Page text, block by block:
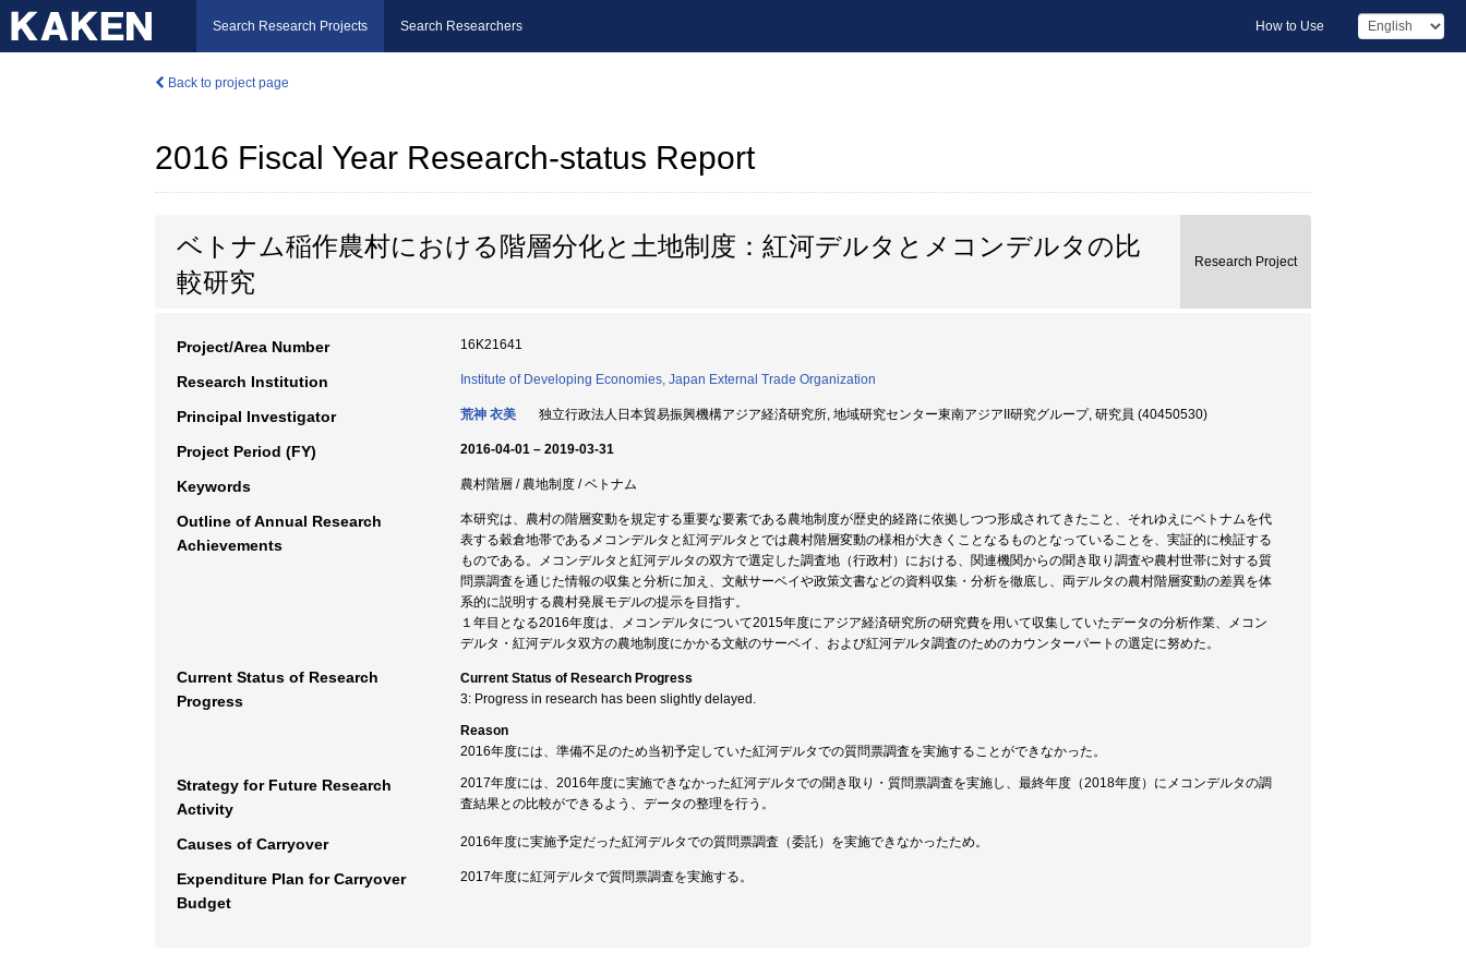
Search Research Projects Search Researchers How to Use
Back to project page
2016 Fiscal Year Research-status Report
ベトナム稲作農村における階層分化と土地制度：紅河デルタとメコンデルタの比
較研究
Research Project
Project/Area Number 16K21641
Research Institution Institute of Developing Economies, Japan External Trade Organization
Principal Investigator 荒神 衣美 独立行政法人日本貿易振興機構アジア経済研究所, 地域研究センター東南アジアII研究グループ, 研究員 (40450530)
Project Period (FY) 2016-04-01 – 2019-03-31
Keywords 農村階層 / 農地制度 / ベトナム
Outline of Annual Research
Achievements
本研究は、農村の階層変動を規定する重要な要素である農地制度が歴史的経路に依拠しつつ形成されてきたこと、それゆえにベトナムを代
表する穀倉地帯であるメコンデルタと紅河デルタとでは農村階層変動の様相が大きくことなるものとなっていることを、実証的に検証する
ものである。メコンデルタと紅河デルタの双方で選定した調査地（行政村）における、関連機関からの聞き取り調査や農村世帯に対する質
問票調査を通じた情報の収集と分析に加え、文献サーベイや政策文書などの資料収集・分析を徹底し、両デルタの農村階層変動の差異を体
系的に説明する農村発展モデルの提示を目指す。
１年目となる2016年度は、メコンデルタについて2015年度にアジア経済研究所の研究費を用いて収集していたデータの分析作業、メコン
デルタ・紅河デルタ双方の農地制度にかかる文献のサーベイ、および紅河デルタ調査のためのカウンターパートの選定に努めた。
Current Status of Research
Progress
Current Status of Research Progress
3: Progress in research has been slightly delayed.
Reason
2016年度には、準備不足のため当初予定していた紅河デルタでの質問票調査を実施することができなかった。
Strategy for Future Research
Activity
2017年度には、2016年度に実施できなかった紅河デルタでの聞き取り・質問票調査を実施し、最終年度（2018年度）にメコンデルタの調
査結果との比較ができるよう、データの整理を行う。
Causes of Carryover 2016年度に実施予定だった紅河デルタでの質問票調査（委託）を実施できなかったため。
Expenditure Plan for Carryover
Budget
2017年度に紅河デルタで質問票調査を実施する。